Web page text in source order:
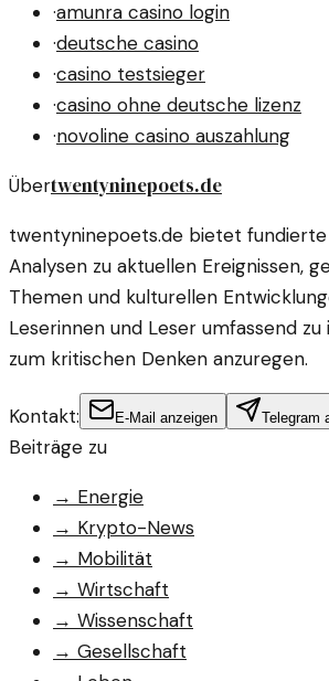
·amunra casino login
·deutsche casino
·casino testsieger
·casino ohne deutsche lizenz
·novoline casino auszahlung
Übertwentyninepoets.de
twentyninepoets.de bietet
Analysen zu aktuellen Ereignissen,
Themen und kulturellen
Leserinnen und Leser umfassend
zum kritischen Denken anzuregen.
Kontakt: E-Mail anzeigen Telegram
Beiträge zu
→ Energie
→ Krypto-News
→ Mobilität
→ Wirtschaft
→ Wissenschaft
→ Gesellschaft